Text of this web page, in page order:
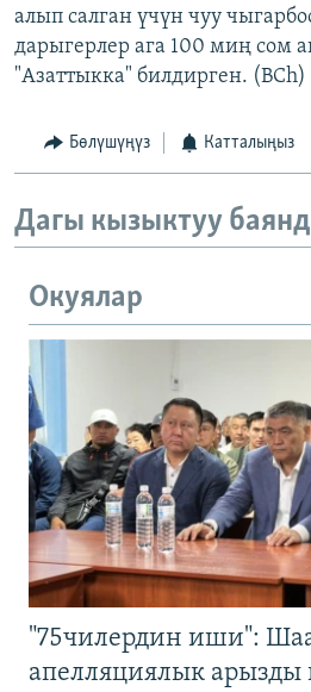
алып салган үчүн чуу
дарыгерлер ага 100 миң сом
"Азаттыкка" билдирген. (BCh)
Бөлүшүңүз Катталыңыз
Дагы кызыктуу
Окуялар
"75чилердин иши":
апелляциялык арызды